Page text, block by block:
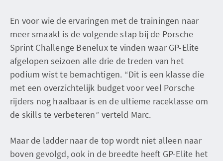
En voor wie de ervaringen met de trainingen naar
meer smaakt is de volgende stap bij de Porsche
Sprint Challenge Benelux te vinden waar GP-Elite
afgelopen seizoen alle drie de treden van het
podium wist te bemachtigen. “Dit is een klasse die
met een overzichtelijk budget voor veel Porsche
rijders nog haalbaar is en de ultieme raceklasse om
de skills te verbeteren” verteld Marc.
Maar de ladder naar de top wordt niet alleen naar
boven gevolgd, ook in de breedte heeft GP-Elite het